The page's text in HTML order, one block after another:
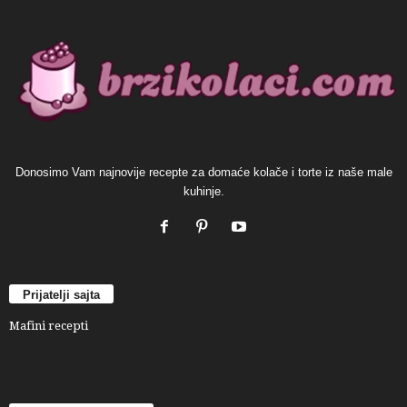
Donosimo Vam najnovije recepte za domaće kolače i torte iz naše male
kuhinje.
Prijatelji sajta
Mafini recepti